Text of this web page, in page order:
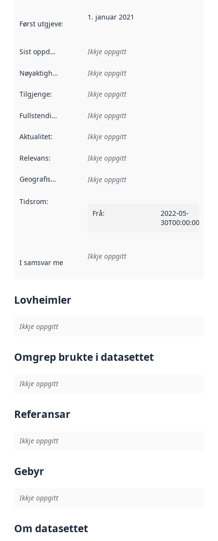
Først utgjeve: Denne datoen seier når dataa i dette
1. januar 2021
Sist oppdatert Ikkje oppgitt
Nøyaktigheit Ikkje oppgitt
Tilgjenge: Ikkje oppgitt
Fullstendigheit Ikkje oppgitt
Aktualitet: Ikkje oppgitt
Relevans: Ikkje oppgitt
Geografisk område Ikkje oppgitt
Tidsrom:
Frå:
2022-05-
30T00:00:00Z
I samsvar med Referanse til ei implementeringsregel eller
Ikkje oppgitt
Lovheimler
Ikkje oppgitt
Omgrep brukte i datasettet
Ikkje oppgitt
Referansar
Ikkje oppgitt
Gebyr
Ikkje oppgitt
Om datasettet